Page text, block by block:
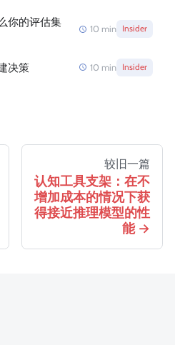
你的评估集
10 min Insider
决策 10 min Insider
较旧一篇
认知工具支架：在不
增加成本的情况下获
得接近推理模型的性
能